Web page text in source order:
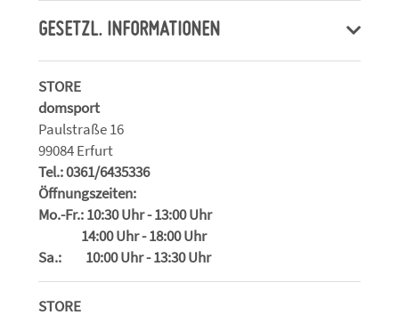
GESETZL. INFORMATIONEN
STORE
domsport
Paulstraße 16
99084 Erfurt
Tel.: 0361/6435336
Öffnungszeiten:
Mo.-Fr.: 10:30 Uhr - 13:00 Uhr
14:00 Uhr - 18:00 Uhr
Sa.: 10:00 Uhr - 13:30 Uhr
STORE